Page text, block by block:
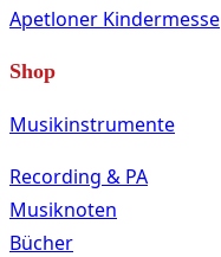
Apetloner Kindermesse
Shop
Musikinstrumente
Recording & PA
Musiknoten
Bücher